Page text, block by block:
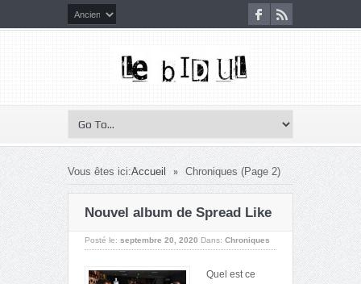
Vous êtes ici:Accueil » Chroniques (Page 2)
Nouvel album de Spread Like
Posté le: septembre 20, 2020 Dans: Chroniques
Quel est ce